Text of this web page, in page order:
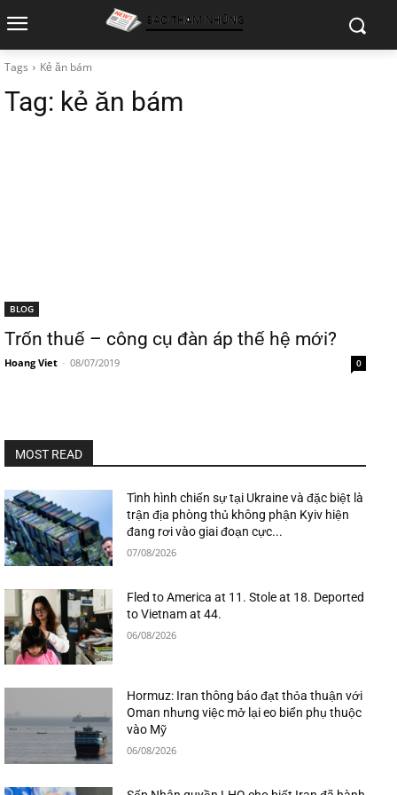
Tags Kẻ ăn bám
Tag: kẻ ăn bám
BLOG
Trốn thuế – công cụ đàn áp thế hệ mới?
Hoang Viet - 08/07/2019 0
MOST READ
Tình hình chiến sự tại Ukraine và đặc biệt là
trận địa phòng thủ không phận Kyiv hiện
đang rơi vào giai đoạn cực...
07/08/2026
Fled to America at 11. Stole at 18. Deported
to Vietnam at 44.
06/08/2026
Hormuz: Iran thông báo đạt thỏa thuận với
Oman nhưng việc mở lại eo biển phụ thuộc
vào Mỹ
06/08/2026